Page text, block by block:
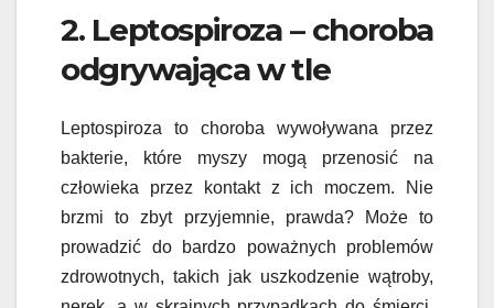
2. Leptospiroza – choroba
odgrywająca w tle
Leptospiroza to choroba wywoływana przez
bakterie, które myszy mogą przenosić na
człowieka przez kontakt z ich moczem. Nie
brzmi to zbyt przyjemnie, prawda? Może to
prowadzić do bardzo poważnych problemów
zdrowotnych, takich jak uszkodzenie wątroby,